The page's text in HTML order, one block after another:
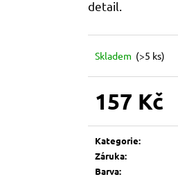
detail.
Skladem (>5 ks)
157 Kč
Kategorie:
Záruka:
Barva: